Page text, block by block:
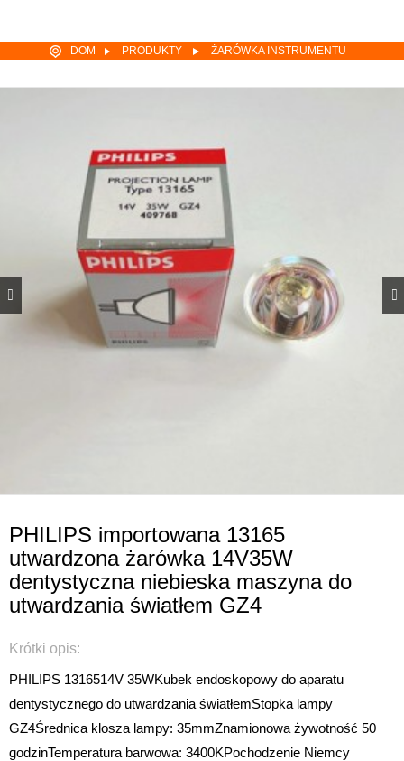
DOM PRODUKTY ŻARÓWKA INSTRUMENTU
PHILIPS importowana 13165
utwardzona żarówka 14V35W
dentystyczna niebieska maszyna do
utwardzania światłem GZ4
Krótki opis:
PHILIPS 1316514V 35WKubek endoskopowy do aparatu
dentystycznego do utwardzania światłemStopka lampy
GZ4Średnica klosza lampy: 35mmZnamionowa żywotność 50
godzinTemperatura barwowa: 3400KPochodzenie Niemcy